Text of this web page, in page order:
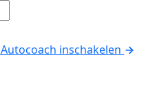
Autocoach inschakelen